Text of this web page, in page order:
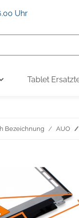
Uhr
Tablet
Bezeichnung AUO